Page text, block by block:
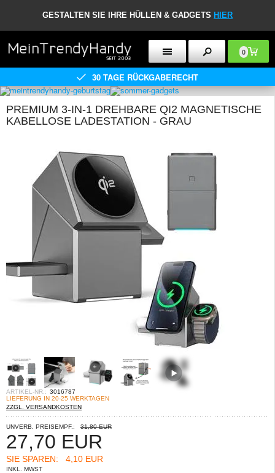
GESTALTEN SIE IHRE HÜLLEN & GADGETS HIER
0
30 TAGE RÜCKGABERECHT
PREMIUM 3-IN-1 DREHBARE QI2 MAGNETISCHE
KABELLOSE LADESTATION - GRAU
ARTIKEL-NR.: 3016787
LIEFERUNG IN 20-25 WERKTAGEN
ZZGL. VERSANDKOSTEN
UNVERB. PREISEMPF.: 31,80 EUR
27,70 EUR
SIE SPAREN: 4,10 EUR
INKL. MWST